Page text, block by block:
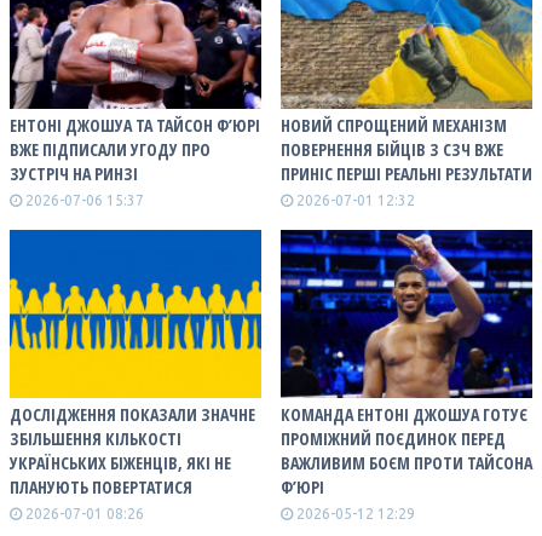
ЕНТОНІ ДЖОШУА ТА ТАЙСОН Ф’ЮРІ
ВЖЕ ПІДПИСАЛИ УГОДУ ПРО
ЗУСТРІЧ НА РИНЗІ
2026-07-06 15:37
НОВИЙ СПРОЩЕНИЙ МЕХАНІЗМ
ПОВЕРНЕННЯ БІЙЦІВ З СЗЧ ВЖЕ
ПРИНІС ПЕРШІ РЕАЛЬНІ РЕЗУЛЬТАТИ
2026-07-01 12:32
ДОСЛІДЖЕННЯ ПОКАЗАЛИ ЗНАЧНЕ
ЗБІЛЬШЕННЯ КІЛЬКОСТІ
УКРАЇНСЬКИХ БІЖЕНЦІВ, ЯКІ НЕ
ПЛАНУЮТЬ ПОВЕРТАТИСЯ
2026-07-01 08:26
КОМАНДА ЕНТОНІ ДЖОШУА ГОТУЄ
ПРОМІЖНИЙ ПОЄДИНОК ПЕРЕД
ВАЖЛИВИМ БОЄМ ПРОТИ ТАЙСОНА
Ф’ЮРІ
2026-05-12 12:29